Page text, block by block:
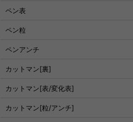
ペン表
ペン粒
ペンアンチ
カットマン[裏]
カットマン[表/変化表]
カットマン[粒/アンチ]